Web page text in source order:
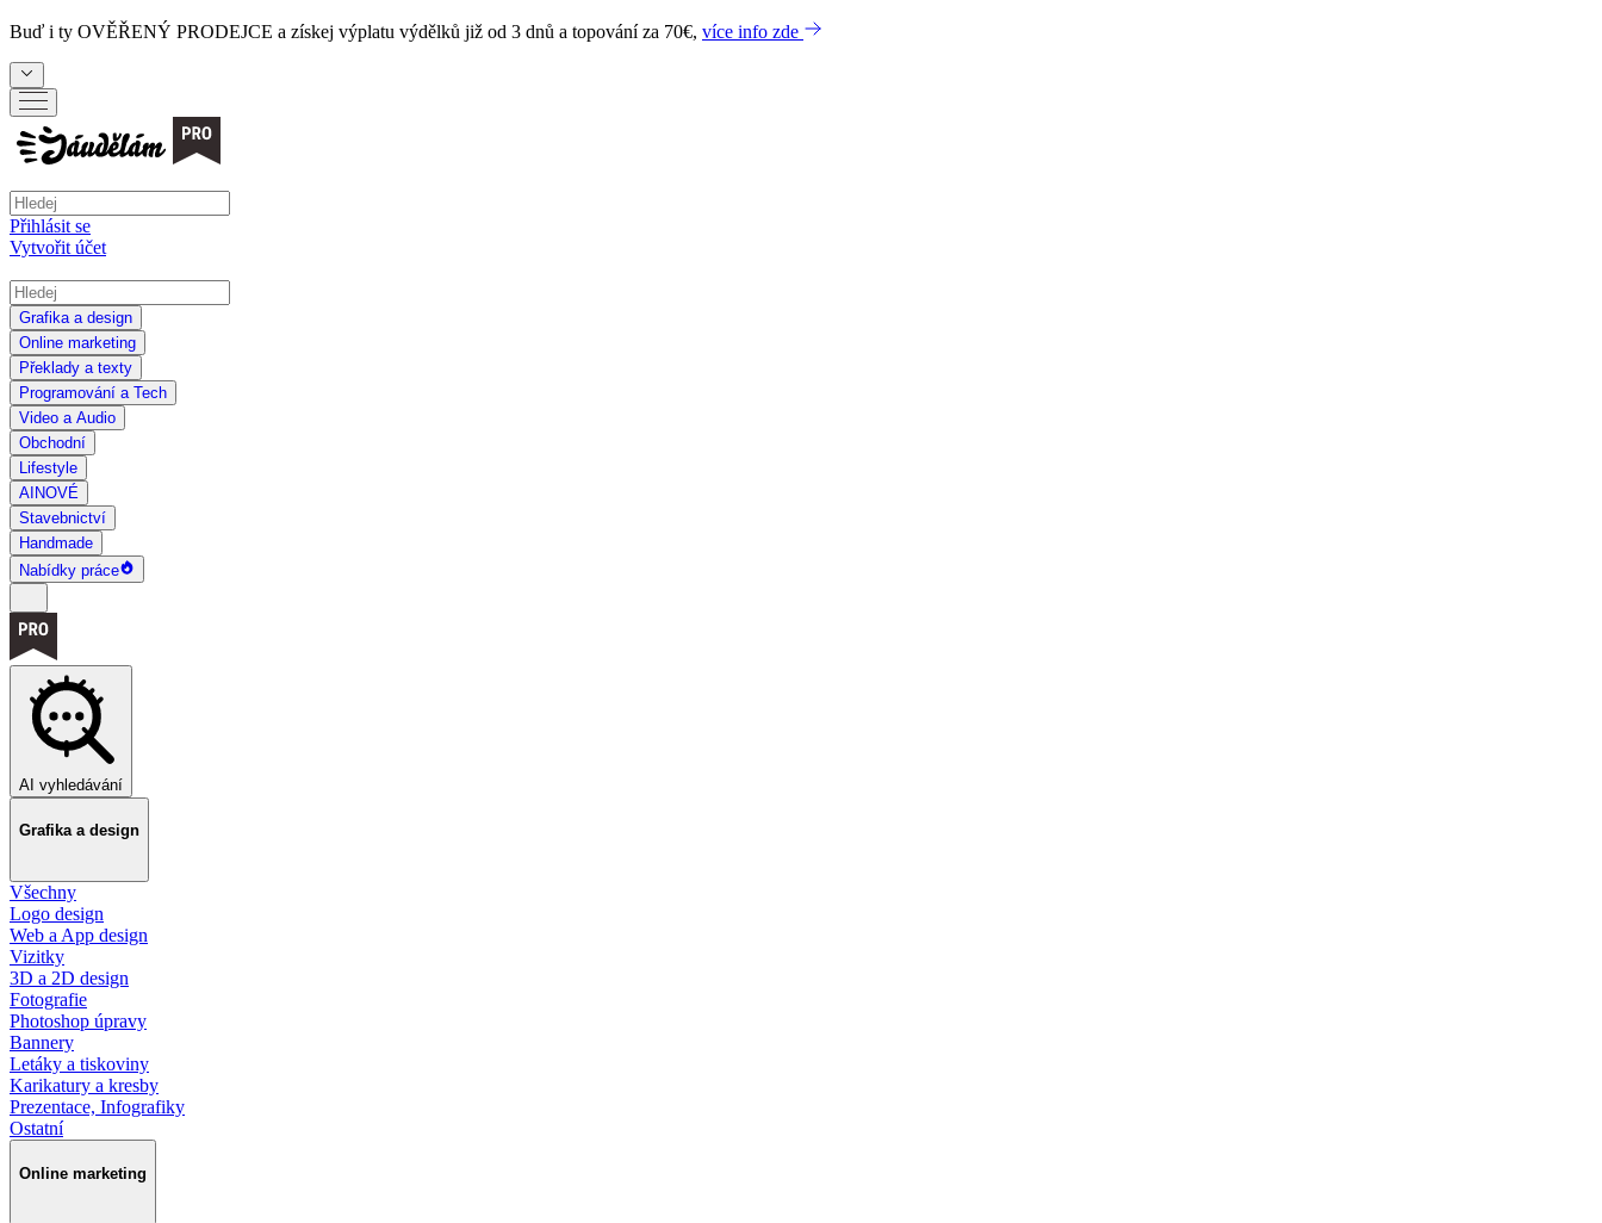
Buď i ty OVĚŘENÝ PRODEJCE a získej výplatu výdělků již od 3 dnů a topování za 70€, více info zde
Přihlásit se
Vytvořit účet
Grafika a design
Online marketing
Překlady a texty
Programování a Tech
Video a Audio
Obchodní
Lifestyle
AI NOVÉ
Stavebnictví
Handmade
Nabídky práce
AI vyhledávání
Grafika a design
Všechny
Logo design
Web a App design
Vizitky
3D a 2D design
Fotografie
Photoshop úpravy
Bannery
Letáky a tiskoviny
Karikatury a kresby
Prezentace, Infografiky
Ostatní
Online marketing